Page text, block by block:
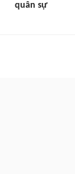
quân sự